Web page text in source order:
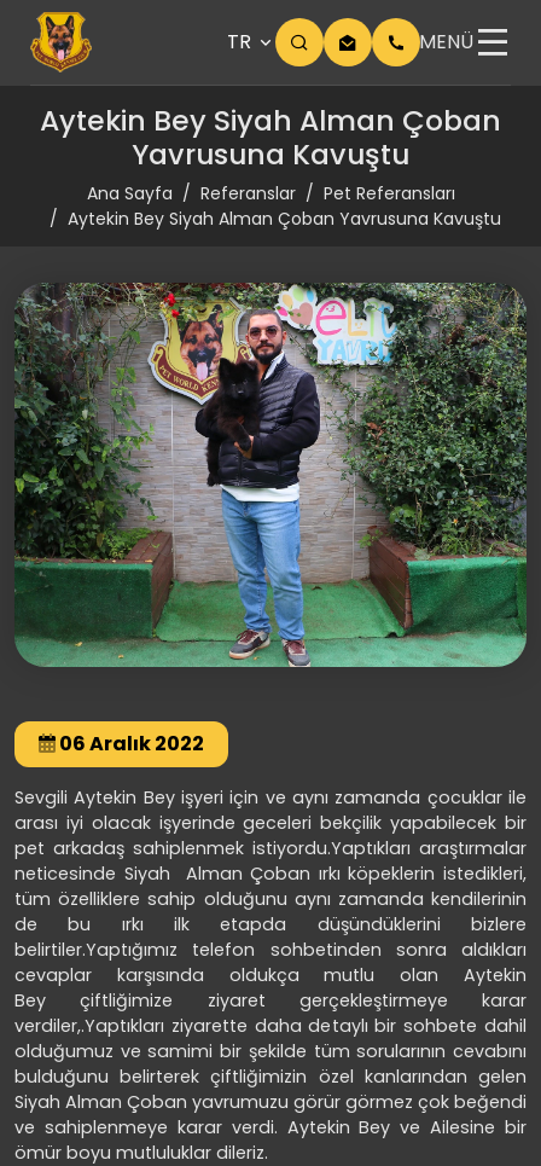
TR MENÜ
Aytekin Bey Siyah Alman Çoban
Yavrusuna Kavuştu
Ana Sayfa Referanslar
Pet Referansları
Aytekin Bey Siyah Alman Çoban Yavrusuna Kavuştu
06 Aralık 2022
Sevgili Aytekin Bey işyeri için ve aynı zamanda çocuklar ile
arası iyi olacak işyerinde geceleri bekçilik yapabilecek bir
pet arkadaş sahiplenmek istiyordu.Yaptıkları araştırmalar
neticesinde Siyah Alman Çoban ırkı köpeklerin istedikleri,
tüm özelliklere sahip olduğunu aynı zamanda kendilerinin
de bu ırkı ilk etapda düşündüklerini bizlere
belirtiler.Yaptığımız telefon sohbetinden sonra aldıkları
cevaplar karşısında oldukça mutlu olan Aytekin
Bey çiftliğimize ziyaret gerçekleştirmeye karar
verdiler,.Yaptıkları ziyarette daha detaylı bir sohbete dahil
olduğumuz ve samimi bir şekilde tüm sorularının cevabını
bulduğunu belirterek çiftliğimizin özel kanlarından gelen
Siyah Alman Çoban yavrumuzu görür görmez çok beğendi
ve sahiplenmeye karar verdi. Aytekin Bey ve Ailesine bir
ömür boyu mutluluklar dileriz.